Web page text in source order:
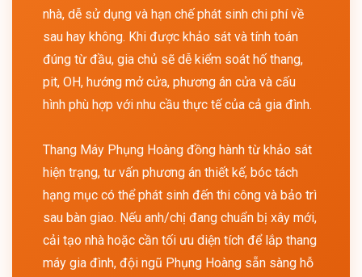
nhà, dễ sử dụng và hạn chế phát sinh chi phí về
sau hay không. Khi được khảo sát và tính toán
đúng từ đầu, gia chủ sẽ dễ kiểm soát hố thang,
pit, OH, hướng mở cửa, phương án cửa và cấu
hình phù hợp với nhu cầu thực tế của cả gia đình.
Thang Máy Phụng Hoàng đồng hành từ khảo sát
hiện trạng, tư vấn phương án thiết kế, bóc tách
hạng mục có thể phát sinh đến thi công và bảo trì
sau bàn giao. Nếu anh/chị đang chuẩn bị xây mới,
cải tạo nhà hoặc cần tối ưu diện tích để lắp thang
máy gia đình, đội ngũ Phụng Hoàng sẵn sàng hỗ